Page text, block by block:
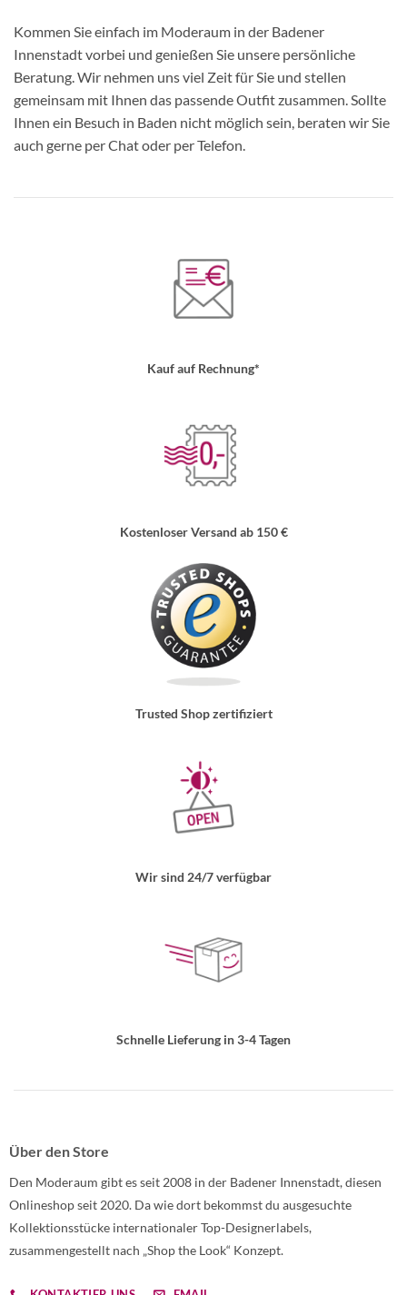
Kommen Sie einfach im Moderaum in der Badener
Innenstadt vorbei und genießen Sie unsere persönliche
Beratung. Wir nehmen uns viel Zeit für Sie und stellen
gemeinsam mit Ihnen das passende Outfit zusammen. Sollte
Ihnen ein Besuch in Baden nicht möglich sein, beraten wir Sie
auch gerne per Chat oder per Telefon.
Kauf auf Rechnung*
Kostenloser Versand ab 150 €
Trusted Shop zertifiziert
Wir sind 24/7 verfügbar
Schnelle Lieferung in 3-4 Tagen
Über den Store
Den Moderaum gibt es seit 2008 in der Badener Innenstadt, diesen
Onlineshop seit 2020. Da wie dort bekommst du ausgesuchte
Kollektionsstücke internationaler Top-Designerlabels,
zusammengestellt nach „Shop the Look“ Konzept.